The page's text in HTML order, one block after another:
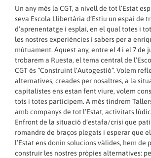
Un any més la CGT, a nivell de tot l’Estat
seva Escola Llibertària d’Estiu un espai de
d’aprenentatge i esplai, en el qual totes i
les nostres experiències i sabers per a
mútuament. Aquest any, entre el 4 i el 7 de
trobarem a Ruesta, el tema central de
CGT és “Construint l’Autogestió”. Volem
alternatives, creades per nosaltres, a la
capitalistes ens estan fent viure, volem
tots i totes participem. A més tindrem
amb companys de tot l’Estat, activitats
Enfront de la situació d’estafa/crisi que
romandre de braços plegats i esperar que
l’Estat ens donin solucions vàlides, hem de
construir les nostres pròpies alternatives: